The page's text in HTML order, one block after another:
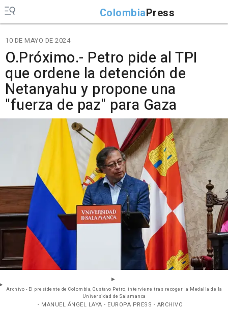
ColombiaPress
10 DE MAYO DE 2024
O.Próximo.- Petro pide al TPI
que ordene la detención de
Netanyahu y propone una
"fuerza de paz" para Gaza
Archivo - El presidente de Colombia, Gustavo Petro, interviene tras recoger la Medalla de la
Universidad de Salamanca
- MANUEL ÁNGEL LAYA - EUROPA PRESS - ARCHIVO